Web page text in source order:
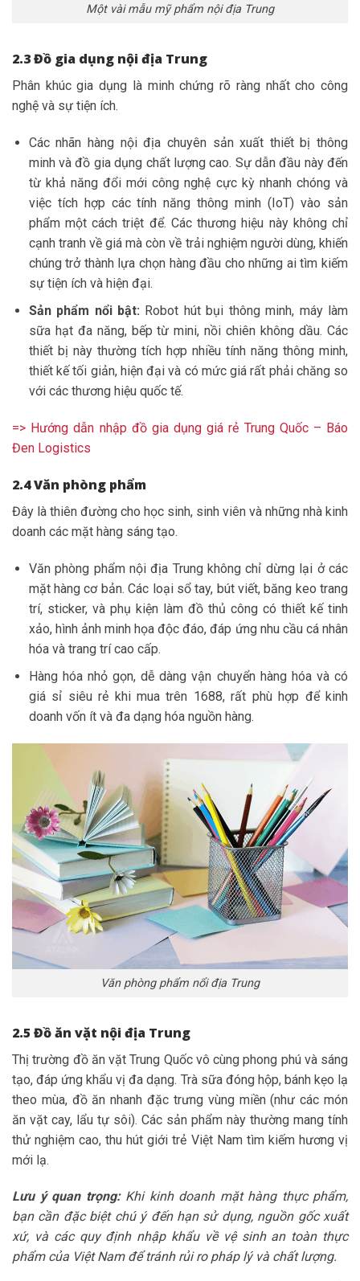
Một vài mẫu mỹ phẩm nội địa Trung
2.3 Đồ gia dụng nội địa Trung
Phân khúc gia dụng là minh chứng rõ ràng nhất cho công
nghệ và sự tiện ích.
Các nhãn hàng nội địa chuyên sản xuất thiết bị thông
minh và đồ gia dụng chất lượng cao. Sự dẫn đầu này đến
từ khả năng đổi mới công nghệ cực kỳ nhanh chóng và
việc tích hợp các tính năng thông minh (IoT) vào sản
phẩm một cách triệt để. Các thương hiệu này không chỉ
cạnh tranh về giá mà còn về trải nghiệm người dùng, khiến
chúng trở thành lựa chọn hàng đầu cho những ai tìm kiếm
sự tiện ích và hiện đại.
Sản phẩm nổi bật: Robot hút bụi thông minh, máy làm
sữa hạt đa năng, bếp từ mini, nồi chiên không dầu. Các
thiết bị này thường tích hợp nhiều tính năng thông minh,
thiết kế tối giản, hiện đại và có mức giá rất phải chăng so
với các thương hiệu quốc tế.
=> Hướng dẫn nhập đồ gia dụng giá rẻ Trung Quốc – Báo
Đen Logistics
2.4 Văn phòng phẩm
Đây là thiên đường cho học sinh, sinh viên và những nhà kinh
doanh các mặt hàng sáng tạo.
Văn phòng phẩm nội địa Trung không chỉ dừng lại ở các
mặt hàng cơ bản. Các loại sổ tay, bút viết, băng keo trang
trí, sticker, và phụ kiện làm đồ thủ công có thiết kế tinh
xảo, hình ảnh minh họa độc đáo, đáp ứng nhu cầu cá nhân
hóa và trang trí cao cấp.
Hàng hóa nhỏ gọn, dễ dàng vận chuyển hàng hóa và có
giá sỉ siêu rẻ khi mua trên 1688, rất phù hợp để kinh
doanh vốn ít và đa dạng hóa nguồn hàng.
Văn phòng phẩm nổi địa Trung
2.5 Đồ ăn vặt nội địa Trung
Thị trường đồ ăn vặt Trung Quốc vô cùng phong phú và sáng
tạo, đáp ứng khẩu vị đa dạng. Trà sữa đóng hộp, bánh kẹo lạ
theo mùa, đồ ăn nhanh đặc trưng vùng miền (như các món
ăn vặt cay, lẩu tự sôi). Các sản phẩm này thường mang tính
thử nghiệm cao, thu hút giới trẻ Việt Nam tìm kiếm hương vị
mới lạ.
Lưu ý quan trọng:Khi kinh doanh mặt hàng thực phẩm,
bạn cần đặc biệt chú ý đến hạn sử dụng, nguồn gốc xuất
xứ, và các quy định nhập khẩu về vệ sinh an toàn thực
phẩm của Việt Nam để tránh rủi ro pháp lý và chất lượng.